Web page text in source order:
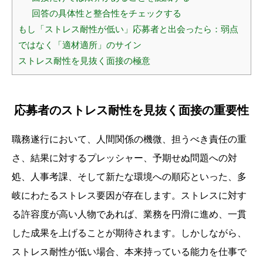
回答の具体性と整合性をチェックする
もし「ストレス耐性が低い」応募者と出会ったら：弱点
ではなく「適材適所」のサイン
ストレス耐性を見抜く面接の極意
応募者のストレス耐性を見抜く面接の重要性
職務遂行において、人間関係の機微、担うべき責任の重
さ、結果に対するプレッシャー、予期せぬ問題への対
処、人事考課、そして新たな環境への順応といった、多
岐にわたるストレス要因が存在します。ストレスに対す
る許容度が高い人物であれば、業務を円滑に進め、一貫
した成果を上げることが期待されます。しかしながら、
ストレス耐性が低い場合、本来持っている能力を仕事で